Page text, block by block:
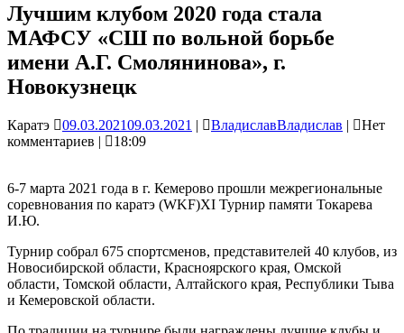
Лучшим клубом 2020 года стала
МАФСУ «СШ по вольной борьбе
имени А.Г. Смолянинова», г.
Новокузнецк
Каратэ 09.03.202109.03.2021 | ВладиславВладислав |
Нет
комментариев | 18:09
6-7 марта 2021 года в г. Кемерово прошли межрегиональные
соревнования по каратэ (WKF)XI Турнир памяти Токарева
И.Ю.
Турнир собрал 675 спортсменов, представителей 40 клубов, из
Новосибирской области, Красноярского края, Омской
области, Томской области, Алтайского края, Республики Тыва
и Кемеровской области.